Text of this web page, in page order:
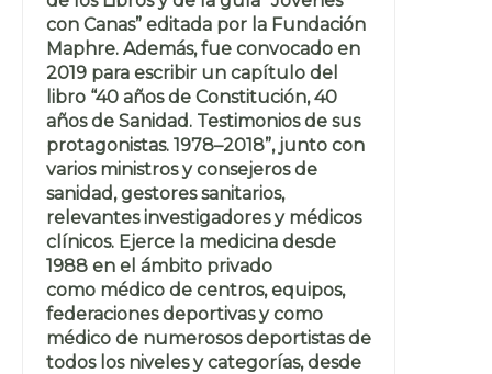
con Canas” editada por la Fundación
Maphre. Además, fue convocado en
2019 para escribir un capítulo del
libro “40 años de Constitución, 40
años de Sanidad. Testimonios de sus
protagonistas. 1978–2018”, junto con
varios ministros y consejeros de
sanidad, gestores sanitarios,
relevantes investigadores y médicos
clínicos. Ejerce la medicina desde
1988 en el ámbito privado
como médico de centros, equipos,
federaciones deportivas y como
médico de numerosos deportistas de
todos los niveles y categorías, desde